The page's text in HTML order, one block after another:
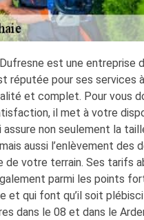
est une entreprise
réputée pour ses services
et complet. Pour vous
il met à votre
assure non seulement la
aussi l’enlèvement des
de votre terrain. Ses tarifs
parmi les points
et qui font qu’il soit
dans le 08 et dans le